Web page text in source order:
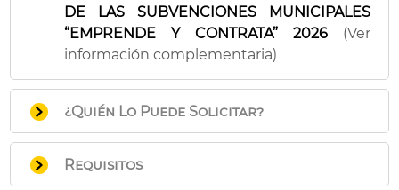
DE LAS SUBVENCIONES MUNICIPALES
“EMPRENDE Y CONTRATA” 2026(Ver
información complementaria)
¿Quién Lo Puede Solicitar?
Podrán acogerse al programa de
subvención, tanto las personas físicas o
Requisitos